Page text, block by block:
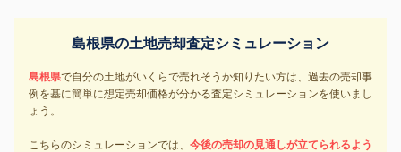
島根県の土地売却査定シミュレーション
島根県で自分の土地がいくらで売れそうか知りたい方は、過去の売却事
例を基に簡単に想定売却価格が分かる査定シミュレーションを使いまし
ょう。
こちらのシミュレーションでは、 今後の売却の見通しが立てられるよう